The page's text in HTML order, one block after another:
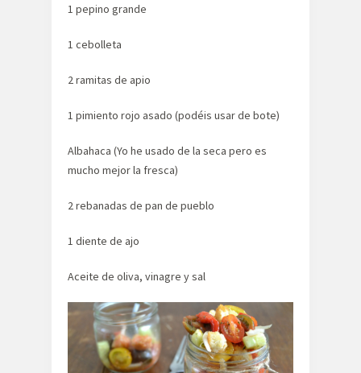
1 pepino grande
1 cebolleta
2 ramitas de apio
1 pimiento rojo asado (podéis usar de bote)
Albahaca (Yo he usado de la seca pero es
mucho mejor la fresca)
2 rebanadas de pan de pueblo
1 diente de ajo
Aceite de oliva, vinagre y sal